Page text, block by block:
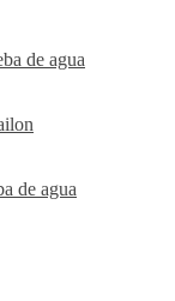
de agua
de agua